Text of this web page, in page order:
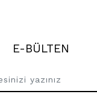
E-BÜLTEN